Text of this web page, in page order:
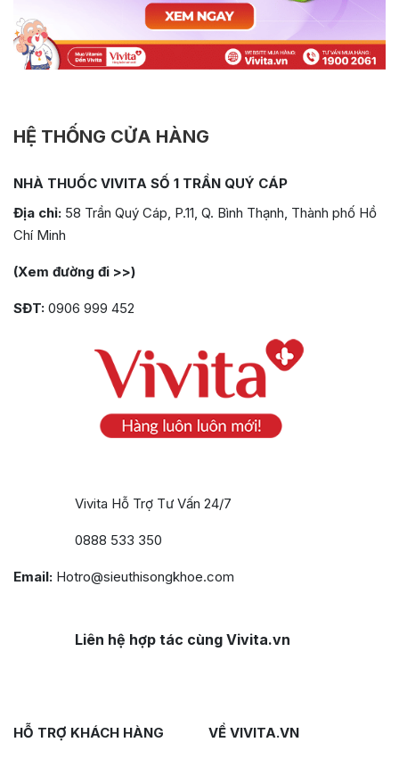
HỆ THỐNG CỬA HÀNG
NHÀ THUỐC VIVITA SỐ 1 TRẦN QUÝ CÁP
Địa chỉ: 58 Trần Quý Cáp, P.11, Q. Bình Thạnh, Thành phố Hồ
Chí Minh
(Xem đường đi >>)
SĐT: 0906 999 452
Vivita Hỗ Trợ Tư Vấn 24/7
0888 533 350
Email: Hotro@sieuthisongkhoe.com
Liên hệ hợp tác cùng Vivita.vn
HỖ TRỢ KHÁCH HÀNG VỀ VIVITA.VN